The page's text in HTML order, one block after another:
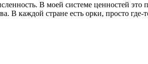
В моей системе ценностей это
В каждой стране есть орки, просто